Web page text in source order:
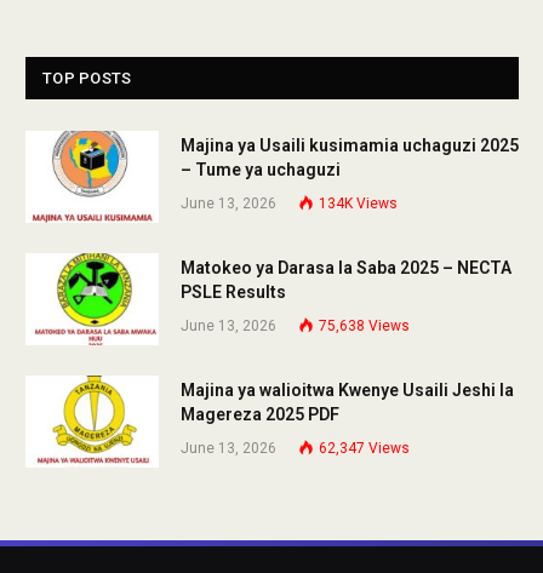
TOP POSTS
Majina ya Usaili kusimamia uchaguzi 2025
– Tume ya uchaguzi
June 13, 2026 134K Views
Matokeo ya Darasa la Saba 2025 – NECTA
PSLE Results
June 13, 2026 75,638 Views
Majina ya walioitwa Kwenye Usaili Jeshi la
Magereza 2025 PDF
June 13, 2026 62,347 Views